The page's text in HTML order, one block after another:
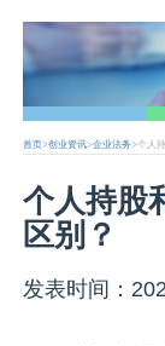
首页>创业资讯>企业法务>个人
个人持股
区别？
发表时间：